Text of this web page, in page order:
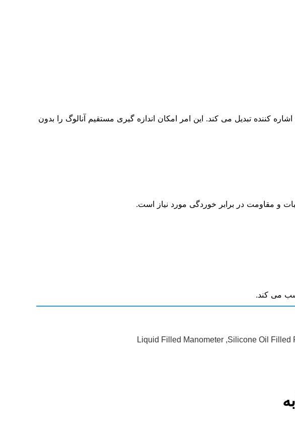
کننده تبدیل می کند. این امر امکان اندازه گیری مستقیم آنالوگ را بدون
و مقاومت در برابر خوردگی مورد نیاز است.
می کند.
Silicone Oil Filled
,
Liquid Filled Manometer